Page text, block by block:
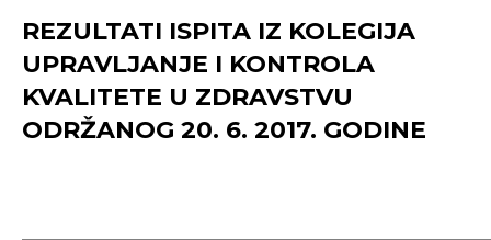
REZULTATI ISPITA IZ KOLEGIJA
UPRAVLJANJE I KONTROLA
KVALITETE U ZDRAVSTVU
ODRŽANOG 20. 6. 2017. GODINE